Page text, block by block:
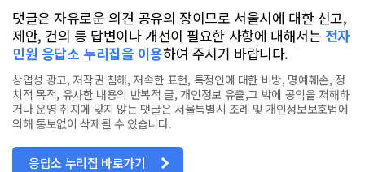
댓글은 자유로운 의견 공유의 장이므로 서울시에 대한 신고,
제안, 건의 등 답변이나 개선이 필요한 사항에 대해서는 전자
민원 응답소 누리집을 이용하여 주시기 바랍니다.
상업성 광고, 저작권 침해, 저속한 표현, 특정인에 대한 비방, 명예훼손, 정
치적 목적, 유사한 내용의 반복적 글, 개인정보 유출,그 밖에 공익을 저해하
거나 운영 취지에 맞지 않는 댓글은 서울특별시 조례 및 개인정보보호법에
의해 통보없이 삭제될 수 있습니다.
응답소 누리집 바로가기